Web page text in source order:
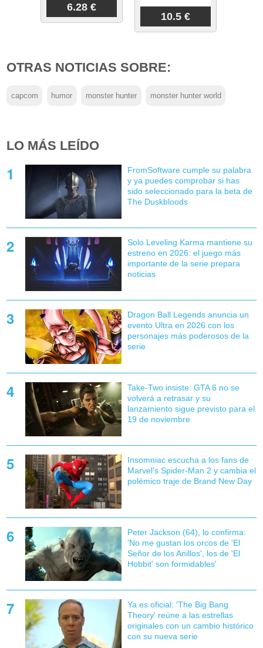
6.28 €
10.5 €
OTRAS NOTICIAS SOBRE:
capcom humor monster hunter monster hunter world
LO MÁS LEÍDO
FromSoftware cumple su palabra
y ya puedes comprobar si has
sido seleccionado para la beta de
The Duskbloods
Solo Leveling Karma mantiene su
estreno en 2026: el juego más
importante de la serie prepara
noticias
Dragon Ball Legends anuncia un
evento Ultra en 2026 con los
personajes más poderosos de la
serie
Take-Two insiste: GTA 6 no se
volverá a retrasar y su
lanzamiento sigue previsto para el
19 de noviembre
Insomniac escucha a los fans de
Marvel's Spider-Man 2 y cambia el
polémico traje de Brand New Day
Peter Jackson (64), lo confirma:
'No me gustan los orcos de 'El
Señor de los Anillos', los de 'El
Hobbit' son formidables'
Ya es oficial: 'The Big Bang
Theory' reúne a las estrellas
originales con un cambio histórico
con su nueva serie